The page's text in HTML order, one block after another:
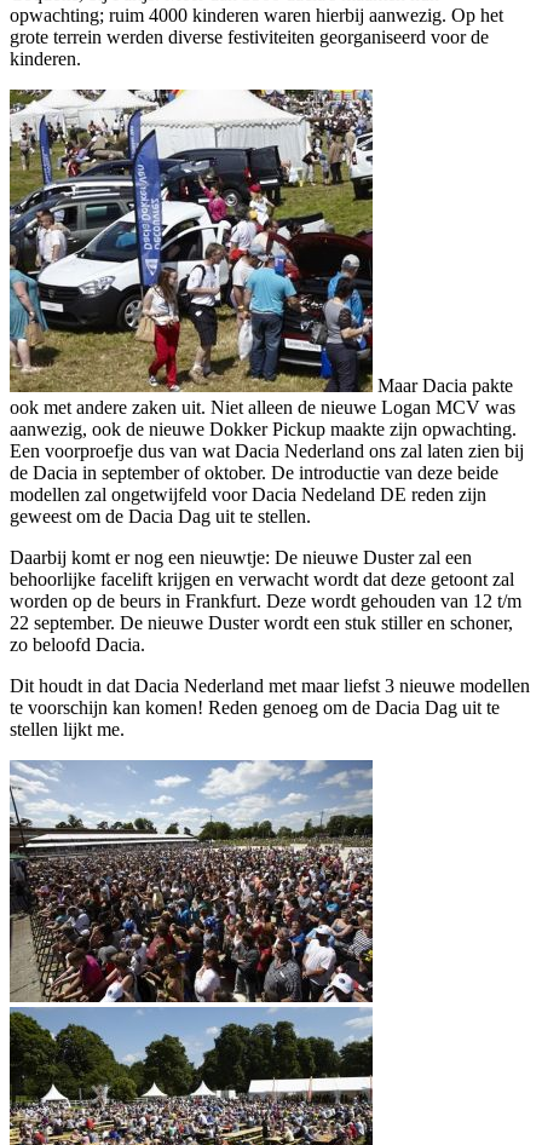
opwachting; ruim 4000 kinderen waren hierbij aanwezig. Op het
grote terrein werden diverse festiviteiten georganiseerd voor de
kinderen.
Maar Dacia pakte
ook met andere zaken uit. Niet alleen de nieuwe Logan MCV was
aanwezig, ook de nieuwe Dokker Pickup maakte zijn opwachting.
Een voorproefje dus van wat Dacia Nederland ons zal laten zien bij
de Dacia in september of oktober. De introductie van deze beide
modellen zal ongetwijfeld voor Dacia Nedeland DE reden zijn
geweest om de Dacia Dag uit te stellen.
Daarbij komt er nog een nieuwtje: De nieuwe Duster zal een
behoorlijke facelift krijgen en verwacht wordt dat deze getoont zal
worden op de beurs in Frankfurt. Deze wordt gehouden van 12 t/m
22 september. De nieuwe Duster wordt een stuk stiller en schoner,
zo beloofd Dacia.
Dit houdt in dat Dacia Nederland met maar liefst 3 nieuwe modellen
te voorschijn kan komen! Reden genoeg om de Dacia Dag uit te
stellen lijkt me.